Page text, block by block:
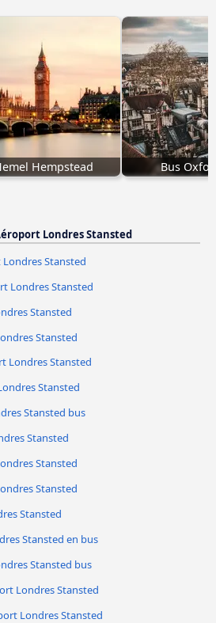
Hempstead Bus
Londres Stansted
Stansted
Londres Stansted
Stansted
Stansted
Londres Stansted
Stansted
Stansted bus
Stansted
Stansted
Stansted
Stansted
Stansted en bus
Stansted bus
Londres Stansted
Londres Stansted